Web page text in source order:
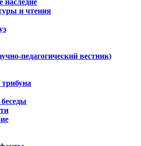
наследие
и чтения
педагогический вестник)